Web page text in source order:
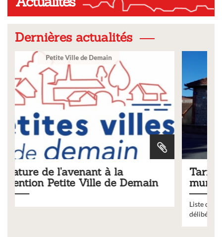
Dernières actualités
Tarifs 2026 des services
municipaux
Liste des tarifs 2026 des services municipaux,
délibération du conseil municipal du 19 décembre